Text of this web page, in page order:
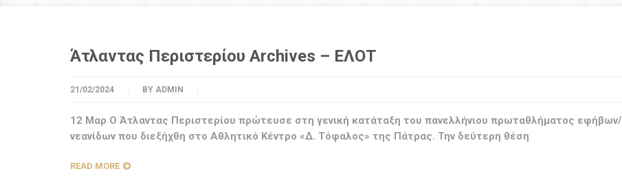
Άτλαντας Περιστερίου Archives – ΕΛΟΤ
21/02/2024 BY ADMIN
12 Μαρ Ο Άτλαντας Περιστερίου πρώτευσε στη γενική κατάταξη του πανελλήνιου πρωταθλήματος εφήβων/
νεανίδων που διεξήχθη στο Αθλητικό Κέντρο «Δ. Τόφαλος» της Πάτρας. Την δεύτερη θέση
READ MORE